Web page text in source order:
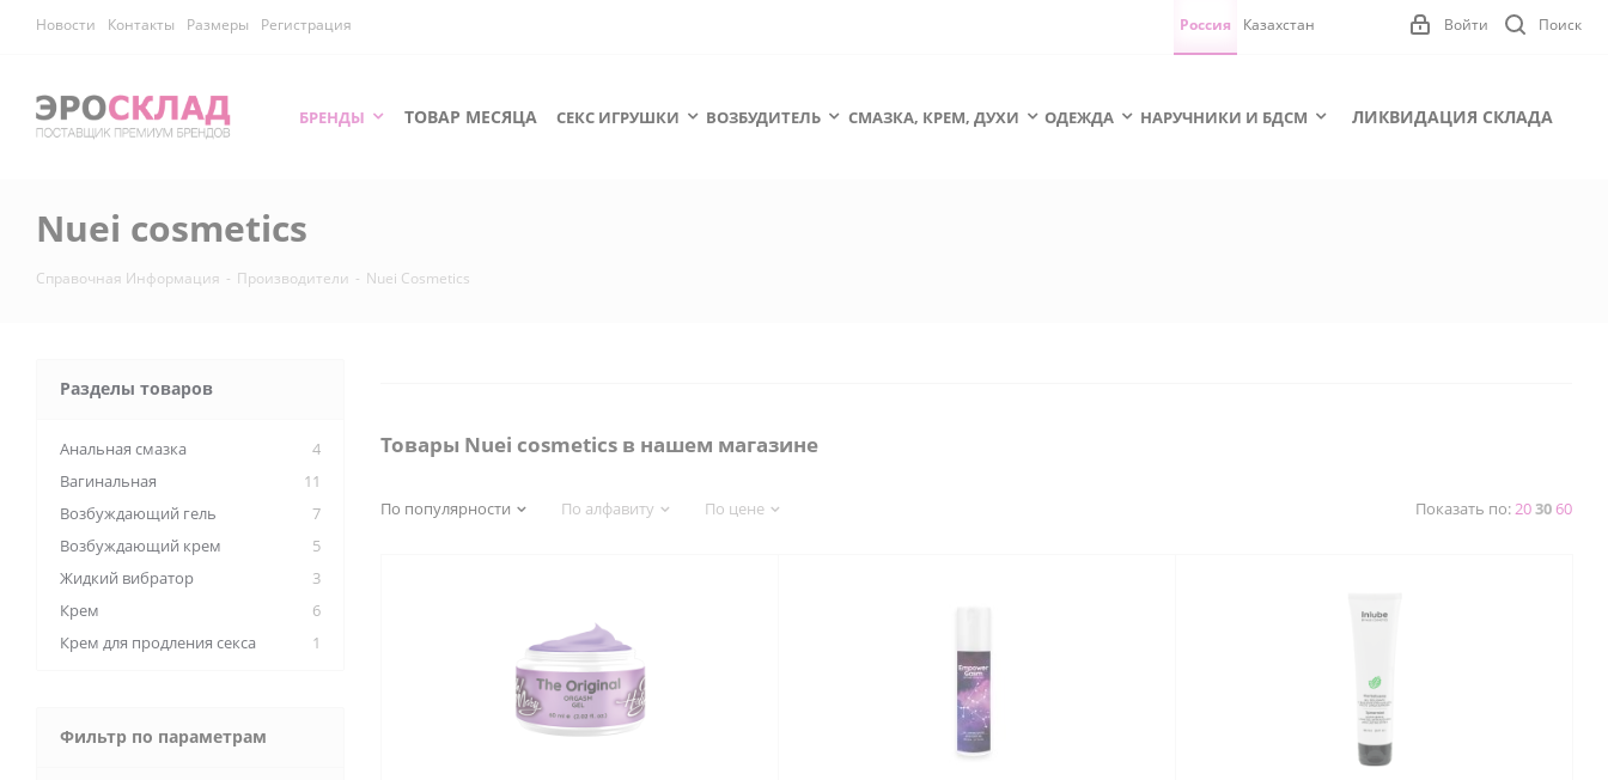
Новости Контакты Размеры Регистрация Поиск
Войти
Россия Казахстан
БРЕНДЫ ТОВАР МЕСЯЦА СЕКС ИГРУШКИ ВОЗБУДИТЕЛЬ СМАЗКА, КРЕМ, ДУХИ ОДЕЖДА НАРУЧНИКИ И БДСМ ЛИКВИДАЦИЯ СКЛАДА
Nuei cosmetics
Справочная Информация - Производители - Nuei Cosmetics
Товары Nuei cosmetics в нашем магазине
По популярности По алфавиту По цене Показать по:203060
Разделы товаров
Анальная смазка
4
Вагинальная
11
Возбуждающий гель
7
Возбуждающий крем
5
Жидкий вибратор
3
Крем
6
Крем для продления секса
1
Фильтр по параметрам